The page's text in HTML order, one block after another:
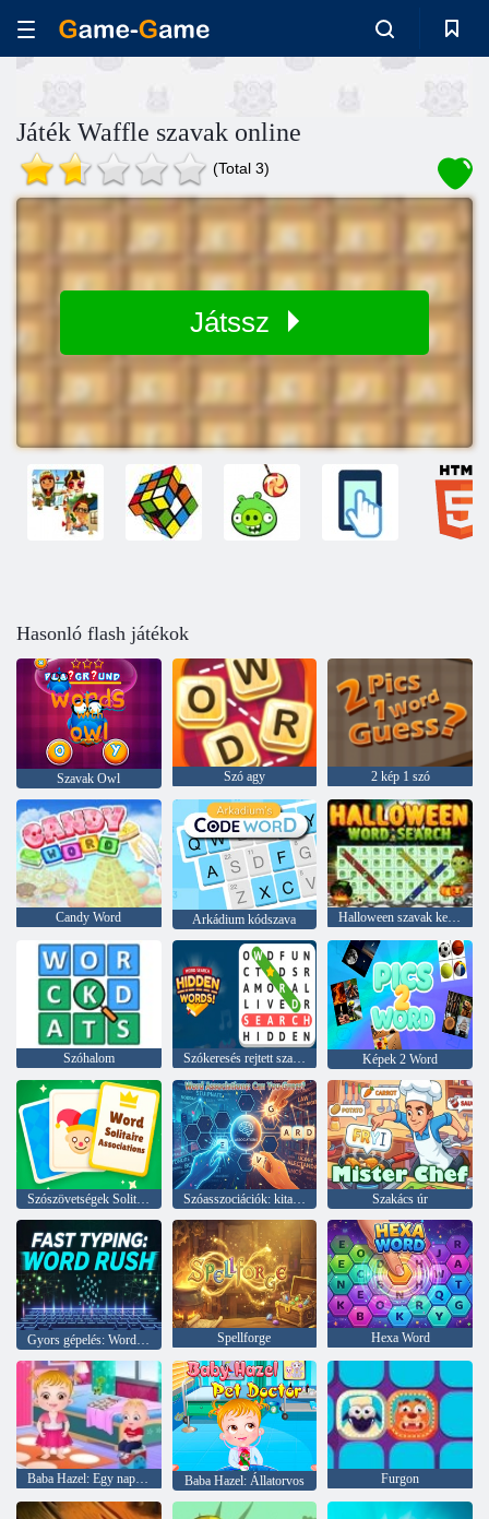
Játék Waffle szavak online
(Total 3)
Játssz
Hasonló flash játékok
Szavak Owl Szó agy 2 kép 1 szó
Candy Word Arkádium kódszava Halloween szavak keresése
Szóhalom Szókeresés rejtett szavak Képek 2 Word
Szószövetségek Solitaire Szóasszociációk: kitalálod? Szakács úr
Spellforge Hexa Word
Baba Hazel: Egy nap az óvodában Baba Hazel: Állatorvos Furgon